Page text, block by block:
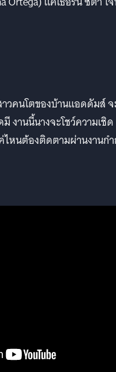
วคนโตของบ้านแอดดัมส์
มี งานนี้นางจะโชว์ความเชิด
ไหนต้องติดตามผ่านงานก